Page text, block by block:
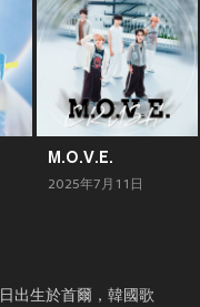
M.O.V.E.
2025年7月11日
出生於首爾，韓國歌